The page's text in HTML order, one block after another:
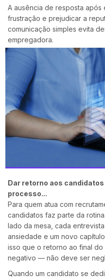
A ausência de resposta
frustração e prejudicar a
comunicação simples evita
empregadora.
Dar retorno aos
processo...
Para quem atua com
candidatos faz parte da
lado da mesa, cada
ansiedade e um novo
isso que o retorno ao final
negativo — não deve ser
Quando um candidato se